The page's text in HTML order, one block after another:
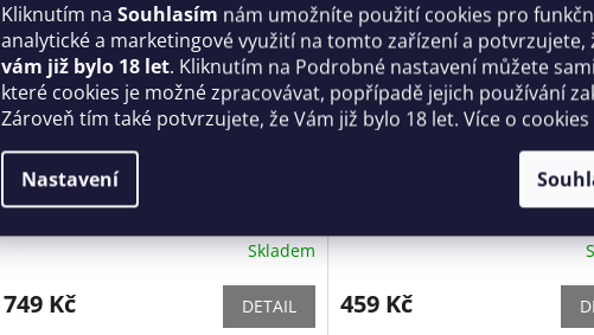
Kliknutím na Souhlasím nám umožníte použití cookies pro
analytické a marketingové využití na tomto zařízení a potvrzujete,
vám již bylo 18 let. Kliknutím na Podrobné nastavení můžete
které cookies je možné zpracovávat, popřípadě jejich používání
Zároveň tím také potvrzujete, že Vám již bylo 18 let. Více o cookies
Nastavení
Pikantní body 855 - TED teddy -
Obsessive
Skladem
749 Kč DETAIL
Kouzelné kalhotky Odette -
459 Kč